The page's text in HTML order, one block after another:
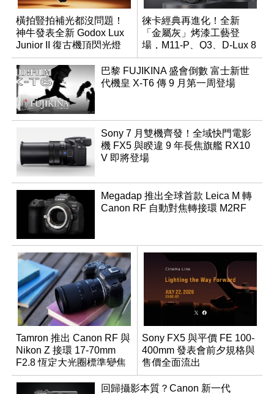
橫拍豎拍補光都沒問題！
神牛發表全新 Godox Lux
Junior II 復古機頂閃光燈
徠卡經典再進化！全新
「金屬灰」烤漆工藝登
場，M11-P、Q3、D-Lux 8
領銜換裝
巴黎 FUJIKINA 盛會倒數 富士新世
代機皇 X-T6 傳 9 月第一周登場
Sony 7 月雙機齊發！全域快門電影
機 FX5 與睽違 9 年長焦旗艦 RX10
V 即將登場
Megadap 推出全球首款 Leica M 轉
Canon RF 自動對焦轉接環 M2RF
Tamron 推出 Canon RF 與
Nikon Z 接環 17-70mm
F2.8 恆定大光圈標準變焦
鏡
Sony FX5 與平價 FE 100-
400mm 發表會前夕規格與
售價全面流出
回歸攝影本質？Canon 新一代